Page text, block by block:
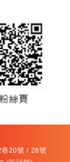
巷20號 / 28號